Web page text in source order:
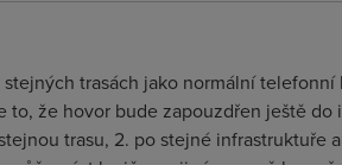
trasách jako normální
že hovor bude zapouzdřen ještě
trasu, 2. po stejné infrastruktuře